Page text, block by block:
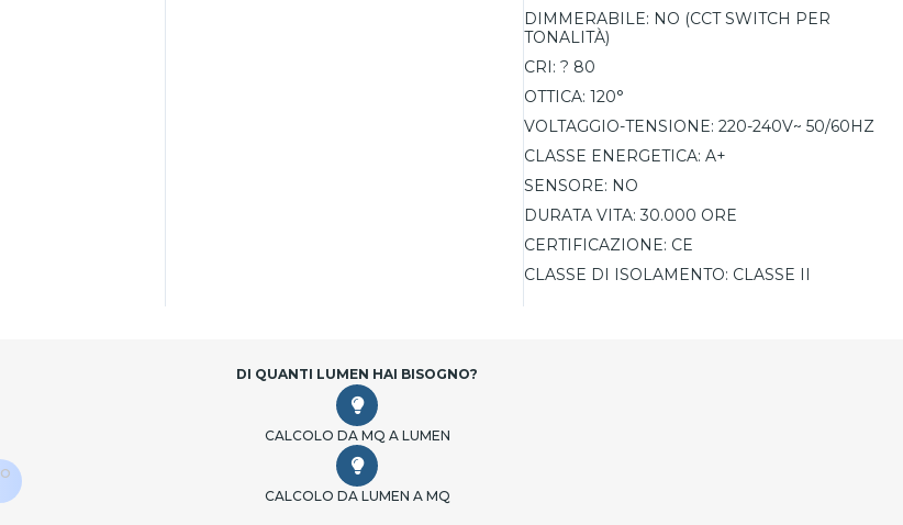
DIMMERABILE: NO (CCT SWITCH PER
TONALITÀ)
CRI: ? 80
OTTICA: 120°
VOLTAGGIO-TENSIONE: 220-240V~ 50/60HZ
CLASSE ENERGETICA: A+
SENSORE: NO
DURATA VITA: 30.000 ORE
CERTIFICAZIONE: CE
CLASSE DI ISOLAMENTO: CLASSE II
DI QUANTI LUMEN HAI BISOGNO?
CALCOLO DA MQ A LUMEN
CALCOLO DA LUMEN A MQ